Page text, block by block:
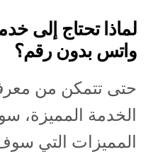
لماذا تحتاج إلى
واتس بدون رقم؟
حتى تتمكن من
الخدمة
المميزات التي